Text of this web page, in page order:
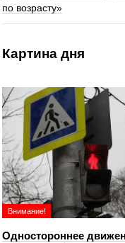
по возрасту»
Картина дня
Внимание!
Одностороннее